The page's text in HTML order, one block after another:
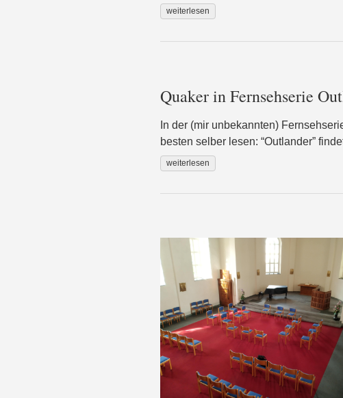
weiterlesen
Quaker in Fernsehserie
In der (mir unbekannten)
besten selber lesen: “Outlander”
weiterlesen